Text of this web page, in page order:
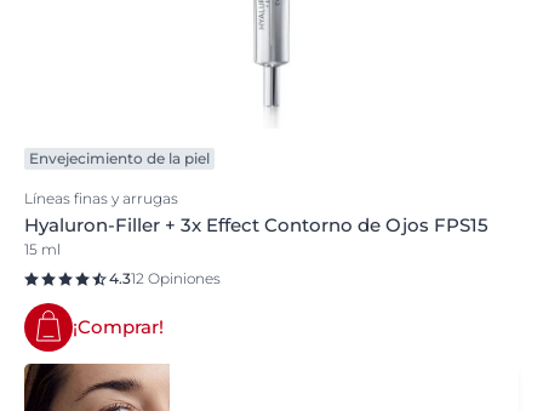
Envejecimiento de la piel
Líneas finas y arrugas
Hyaluron-Filler + 3x Effect Contorno de Ojos FPS15
15 ml
4.312 Opiniones
¡Comprar!